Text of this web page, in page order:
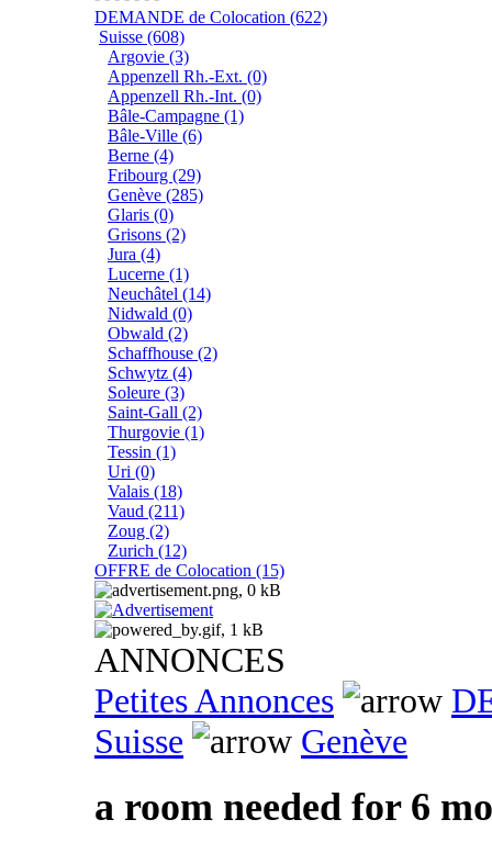
DEMANDE de Colocation (622)
Suisse (608)
Argovie (3)
Appenzell Rh.-Ext. (0)
Appenzell Rh.-Int. (0)
Bâle-Campagne (1)
Bâle-Ville (6)
Berne (4)
Fribourg (29)
Genève (285)
Glaris (0)
Grisons (2)
Jura (4)
Lucerne (1)
Neuchâtel (14)
Nidwald (0)
Obwald (2)
Schaffhouse (2)
Schwytz (4)
Soleure (3)
Saint-Gall (2)
Thurgovie (1)
Tessin (1)
Uri (0)
Valais (18)
Vaud (211)
Zoug (2)
Zurich (12)
OFFRE de Colocation (15)
ANNONCES
Petites Annonces
Suisse
Genève
a room needed for 6